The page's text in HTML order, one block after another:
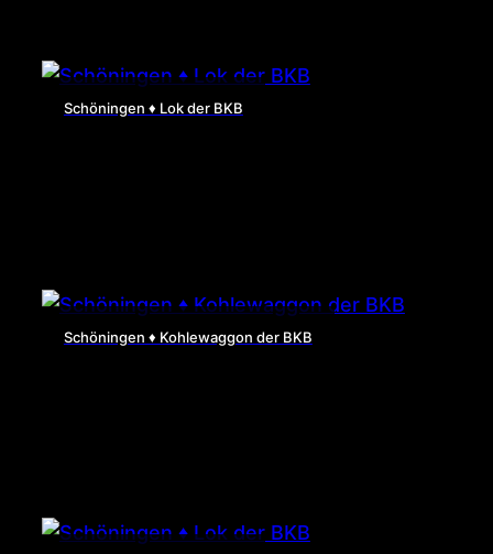
Schöningen ♦ Lok der BKB
Schöningen ♦ Kohlewaggon der BKB